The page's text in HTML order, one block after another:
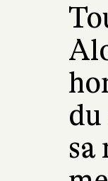
sa